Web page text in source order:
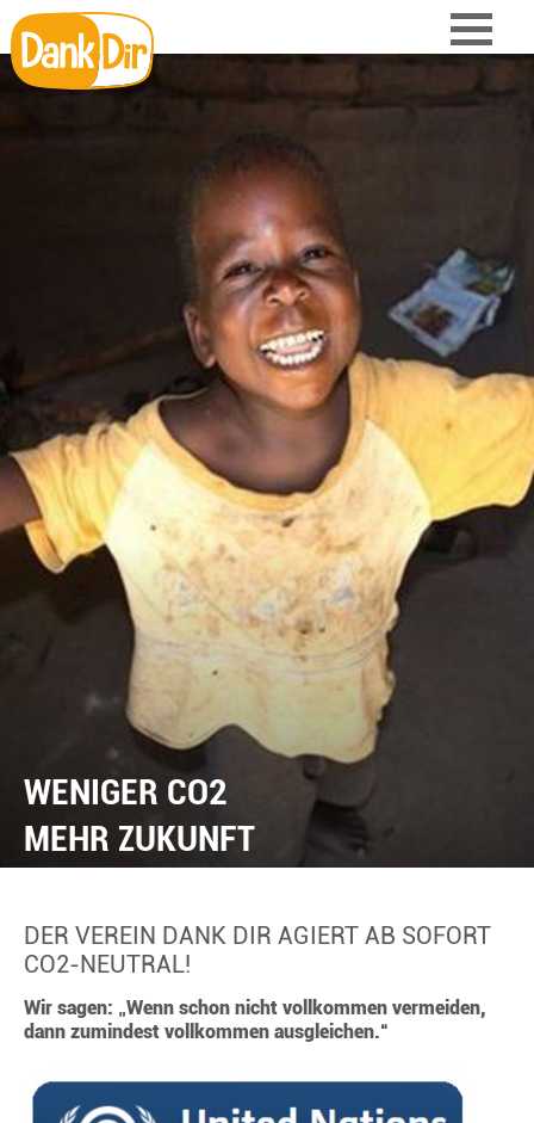
WENIGER CO2
MEHR ZUKUNFT
DER VEREIN DANK DIR AGIERT AB SOFORT
CO2-NEUTRAL!
Wir sagen: „Wenn schon nicht vollkommen vermeiden,
dann zumindest vollkommen ausgleichen.“